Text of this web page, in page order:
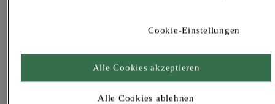
Dateigröße:10,83 MB
Letzte Änderung:
08.10.2025
Datei öffnen
Cookie-Einstellungen
Alle Cookies ablehnen
Alle Cookies akzeptieren